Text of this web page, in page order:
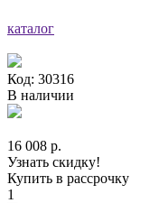
каталог
Код: 30316
В наличии
16 008 р.
Узнать скидку!
Купить в рассрочку
1